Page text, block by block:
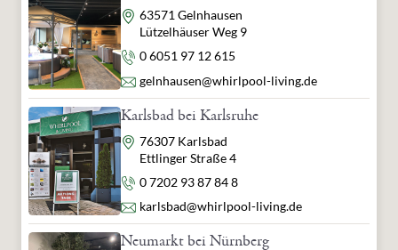
Adresse
63571 Gelnhausen
Lützelhäuser Weg 9
Telefon
0 6051 97 12 615
E-Mail
gelnhausen@whirlpool-living.de
Karlsbad bei Karlsruhe
Adresse
76307 Karlsbad
Ettlinger Straße 4
Telefon
0 7202 93 87 84 8
E-Mail
karlsbad@whirlpool-living.de
Neumarkt bei Nürnberg